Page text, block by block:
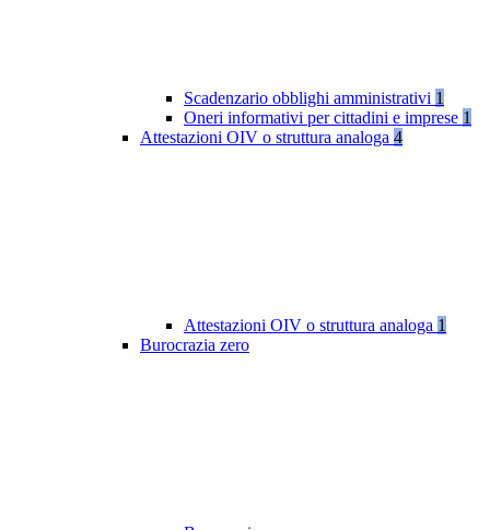
Scadenzario obblighi amministrativi 1
Oneri informativi per cittadini e imprese 1
Attestazioni OIV o struttura analoga 4
Attestazioni OIV o struttura analoga 1
Burocrazia zero